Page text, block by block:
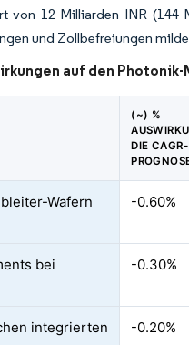
von 12 Milliarden INR
und Zollbefreiungen
auf den Photonik-
(~) %
DIE CAGR-
Wafern
-0.60%
bei
-0.30%
integrierten
-0.20%